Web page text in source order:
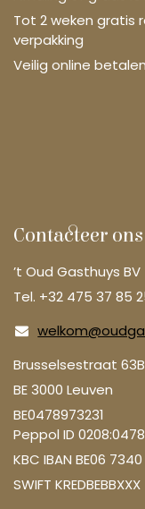
Tot 2 weken gratis
verpakking
Veilig online
Contacteer ons
’t Oud Gasthuys BV
Tel. +32 475 37 85
Brusselsestraat 63B
BE 3000 Leuven
BE0478973231
Peppol ID
KBC IBAN BE06
SWIFT KREDBEBBXXX